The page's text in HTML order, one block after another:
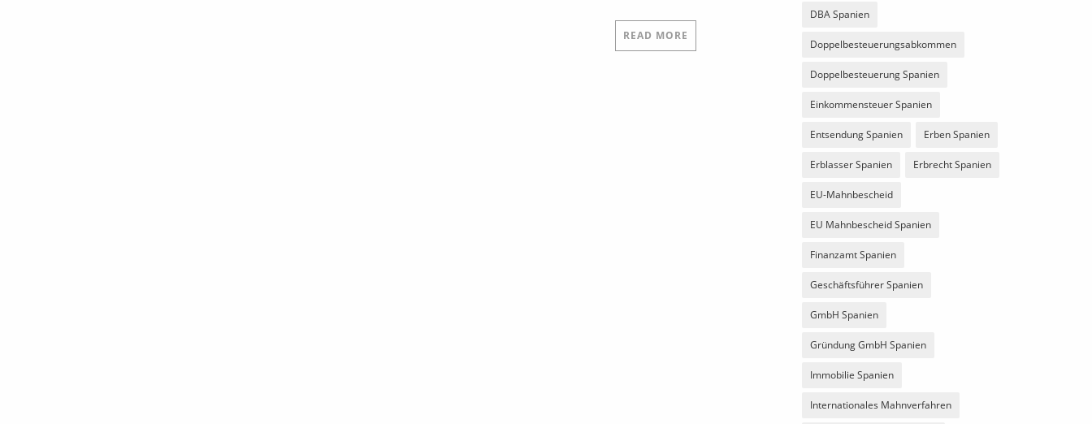
READ MORE
DBA Spanien
Doppelbesteuerungsabkommen
Doppelbesteuerung Spanien
Einkommensteuer Spanien
Entsendung Spanien Erben Spanien
Erblasser Spanien Erbrecht Spanien
EU-Mahnbescheid
EU Mahnbescheid Spanien
Finanzamt Spanien
Geschäftsführer Spanien
GmbH Spanien
Gründung GmbH Spanien
Immobilie Spanien
Internationales Mahnverfahren